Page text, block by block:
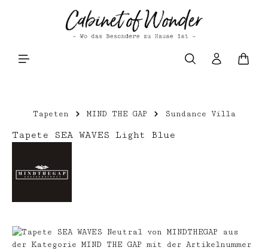
Zum Hauptinhalt springen
Tapeten MIND THE GAP Sundance Villa
Tapete SEA WAVES Light Blue
Bildergalerie überspringen